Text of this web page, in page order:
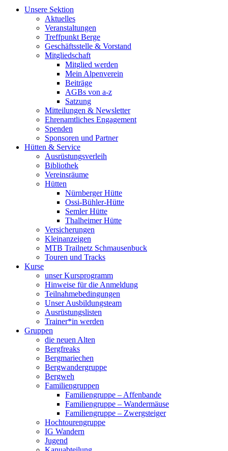
Unsere Sektion
Aktuelles
Veranstaltungen
Treffpunkt Berge
Geschäftsstelle & Vorstand
Mitgliedschaft
Mitglied werden
Mein Alpenverein
Beiträge
AGBs von a-z
Satzung
Mitteilungen & Newsletter
Ehrenamtliches Engagement
Spenden
Sponsoren und Partner
Hütten & Service
Ausrüstungsverleih
Bibliothek
Vereinsräume
Hütten
Nürnberger Hütte
Ossi-Bühler-Hütte
Semler Hütte
Thalheimer Hütte
Versicherungen
Kleinanzeigen
MTB Trailnetz Schmausenbuck
Touren und Tracks
Kurse
unser Kursprogramm
Hinweise für die Anmeldung
Teilnahmebedingungen
Unser Ausbildungsteam
Ausrüstungslisten
Trainer*in werden
Gruppen
die neuen Alten
Bergfreaks
Bergmariechen
Bergwandergruppe
Bergweh
Familiengruppen
Familiengruppe – Affenbande
Familiengruppe – Wandermäuse
Familiengruppe – Zwergsteiger
Hochtourengruppe
IG Wandern
Jugend